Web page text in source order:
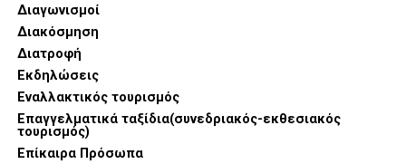
ΟΕυάγγελος Καρβούνης
αδένων, ξεχωρίζει για την
Διαγωνισμοί
Διακόσμηση
Διατροφή
Εκδηλώσεις
Εναλλακτικός τουρισμός
Επαγγελματικά ταξίδια(συνεδριακός-εκθεσιακός
τουρισμός)
Επίκαιρα Πρόσωπα